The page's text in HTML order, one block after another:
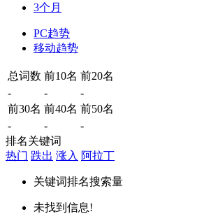
3个月
PC趋势
移动趋势
总词数 前10名 前20名
-
-
-
前30名 前40名 前50名
-
-
-
排名关键词
热门 跌出 涨入 阿拉丁
关键词排名搜索量
未找到信息!